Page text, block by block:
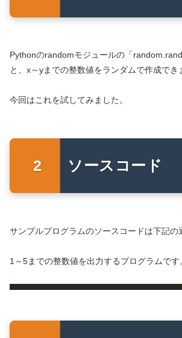
Pythonのrandomモジュールの「
と、x～yまでの整数値をランダムで作成でき
今回はこれを試してみました。
ソースコード
サンプルプログラムのソースコードは下記の
1～5までの整数値を出力するプログラムです